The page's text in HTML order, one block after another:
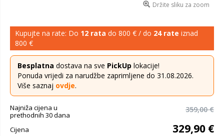
Držite sliku za zoom
Kupujte na rate: Do 12 rata do 800 € / do 24 rate iznad
800 €
Besplatna dostava na sve PickUp lokacije!
Ponuda vrijedi za narudžbe zaprimljene do 31.08.2026.
Više saznaj ovdje.
Najniža cijena u
prethodnih 30 dana
359,00 €
Cijena 329,90 €